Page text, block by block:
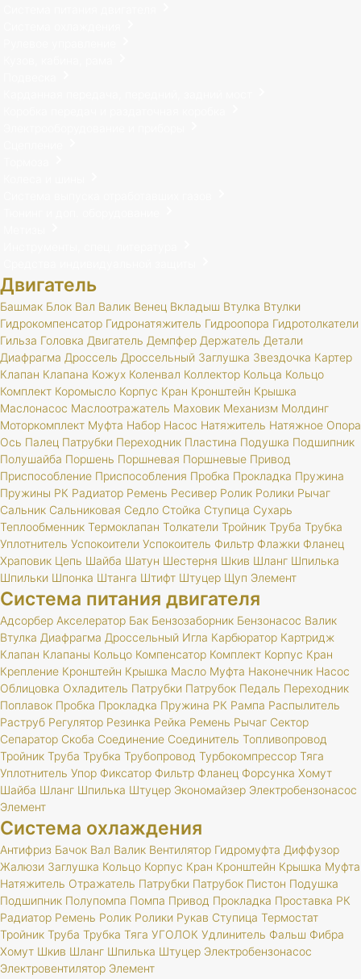
Двигатель
Башмак Блок Вал Валик Венец Вкладыш Втулка Втулки
Гидрокомпенсатор Гидронатяжитель Гидроопора Гидротолкатели
Гильза Головка Двигатель Демпфер Держатель Детали
Диафрагма Дроссель Дроссельный Заглушка Звездочка Картер
Клапан Клапана Кожух Коленвал Коллектор Кольца Кольцо
Комплект Коромысло Корпус Кран Кронштейн Крышка
Маслонасос Маслоотражатель Маховик Механизм Молдинг
Моторкомплект Муфта Набор Насос Натяжитель Натяжное Опора
Ось Палец Патрубки Переходник Пластина Подушка Подшипник
Полушайба Поршень Поршневая Поршневые Привод
Приспособление Приспособления Пробка Прокладка Пружина
Пружины РК Радиатор Ремень Ресивер Ролик Ролики Рычаг
Сальник Сальниковая Седло Стойка Ступица Сухарь
Теплообменник Термоклапан Толкатели Тройник Труба Трубка
Уплотнитель Успокоители Успокоитель Фильтр Флажки Фланец
Храповик Цепь Шайба Шатун Шестерня Шкив Шланг Шпилька
Шпильки Шпонка Штанга Штифт Штуцер Щуп Элемент
Система питания двигателя
Адсорбер Акселератор Бак Бензозаборник Бензонасос Валик
Втулка Диафрагма Дроссельный Игла Карбюратор Картридж
Клапан Клапаны Кольцо Компенсатор Комплект Корпус Кран
Крепление Кронштейн Крышка Масло Муфта Наконечник Насос
Облицовка Охладитель Патрубки Патрубок Педаль Переходник
Поплавок Пробка Прокладка Пружина РК Рампа Распылитель
Раструб Регулятор Резинка Рейка Ремень Рычаг Сектор
Сепаратор Скоба Соединение Соединитель Топливопровод
Тройник Труба Трубка Трубопровод Турбокомпрессор Тяга
Уплотнитель Упор Фиксатор Фильтр Фланец Форсунка Хомут
Шайба Шланг Шпилька Штуцер Экономайзер Электробензонасос
Элемент
Система охлаждения
Антифриз Бачок Вал Валик Вентилятор Гидромуфта Диффузор
Жалюзи Заглушка Кольцо Корпус Кран Кронштейн Крышка Муфта
Натяжитель Отражатель Патрубки Патрубок Пистон Подушка
Подшипник Полупомпа Помпа Привод Прокладка Проставка РК
Радиатор Ремень Ролик Ролики Рукав Ступица Термостат
Тройник Труба Трубка Тяга УГОЛОК Удлинитель Фальш Фибра
Хомут Шкив Шланг Шпилька Штуцер Электробензонасос
Электровентилятор Элемент